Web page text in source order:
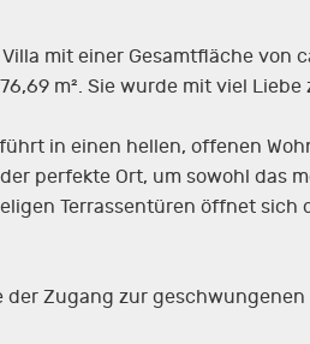
mit einer Gesamtfläche von
m². Sie wurde mit viel
in einen hellen, offenen
perfekte Ort, um sowohl das
Terrassentüren öffnet sich
der Zugang zur